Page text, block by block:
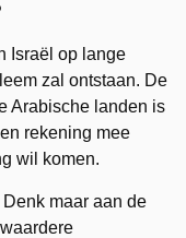
Israël op lange
zal ontstaan. De
Arabische landen is
rekening mee
wil komen.
maar aan de